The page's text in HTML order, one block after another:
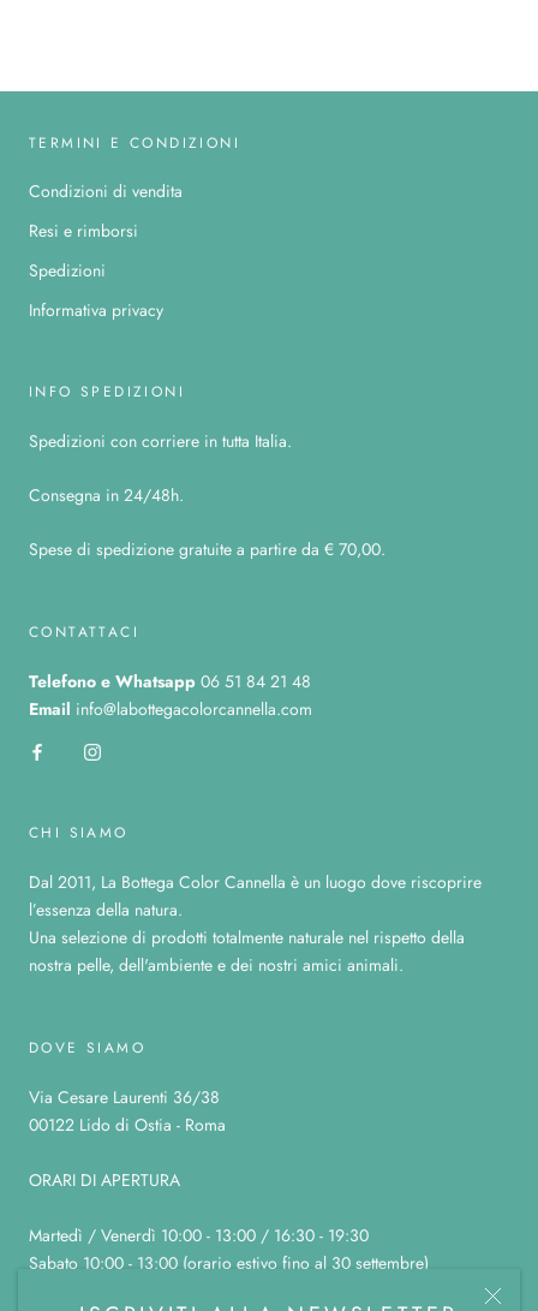
TERMINI E CONDIZIONI
Condizioni di vendita
Resi e rimborsi
Spedizioni
Informativa privacy
INFO SPEDIZIONI
Spedizioni con corriere in tutta Italia.
Consegna in 24/48h.
Spese di spedizione gratuite a partire da € 70,00.
CONTATTACI
Telefono e Whatsapp 06 51 84 21 48
Email info@labottegacolorcannella.com
CHI SIAMO
Dal 2011, La Bottega Color Cannella è un luogo dove riscoprire
l’essenza della natura.
Una selezione di prodotti totalmente naturale nel rispetto della
nostra pelle, dell'ambiente e dei nostri amici animali.
DOVE SIAMO
Via Cesare Laurenti 36/38
00122 Lido di Ostia - Roma
ORARI DI APERTURA
Martedì / Venerdì 10:00 - 13:00 / 16:30 - 19:30
Sabato 10:00 - 13:00 (orario estivo fino al 30 settembre)